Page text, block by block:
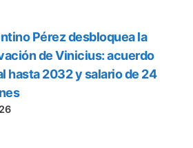
Pérez desbloquea la
de Vinicius: acuerdo
hasta 2032 y salario de 24